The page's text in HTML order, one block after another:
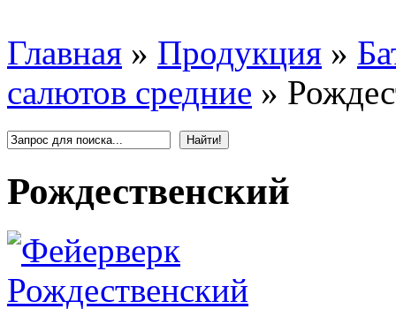
Главная » Продукция »
салютов средние »
Рождественский